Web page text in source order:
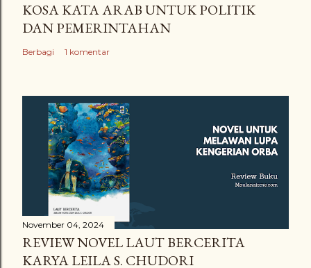
KOSA KATA ARAB UNTUK POLITIK
DAN PEMERINTAHAN
Berbagi 1 komentar
November 04, 2024
REVIEW NOVEL LAUT BERCERITA
KARYA LEILA S. CHUDORI